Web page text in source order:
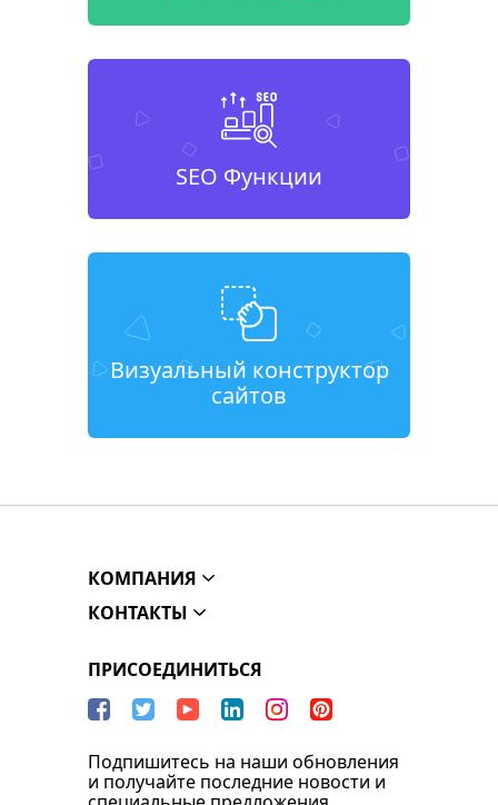
SEO Функции
Визуальный конструктор
сайтов
КОМПАНИЯ
КОНТАКТЫ
ПРИСОЕДИНИТЬСЯ
Подпишитесь на наши обновления
и получайте последние новости и